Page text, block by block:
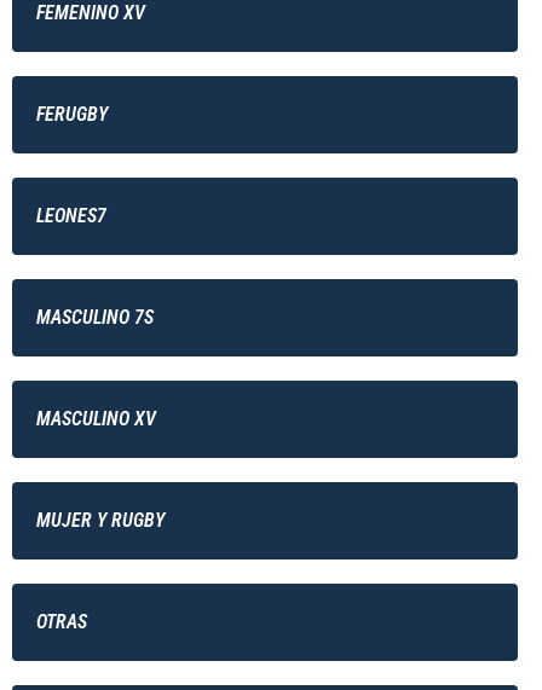
FEMENINO XV
FERUGBY
LEONES7
MASCULINO 7S
MASCULINO XV
MUJER Y RUGBY
OTRAS